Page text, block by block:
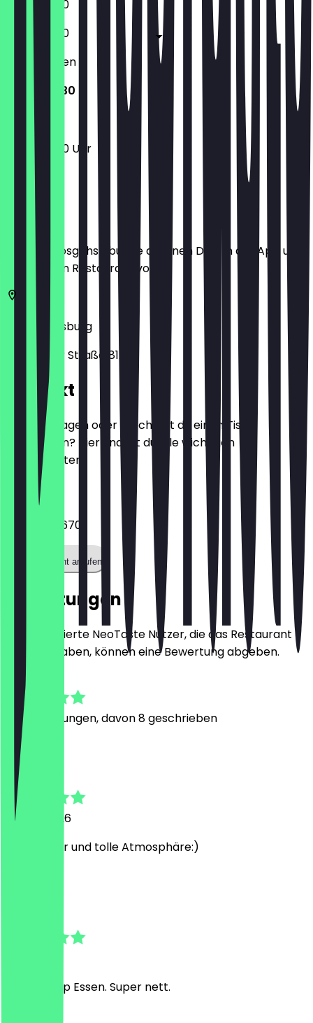
16:00 - 21:30
16:00 - 21:30
Geschlossen
16:00 - 21:30
16:00 - 21:30 Uhr
Bevor du losgehst, buche dir einen Deal in der App und
zeige ihn im Restaurant vor.
86165
Augsburg
Stätzlinger Straße 81A
Kontakt
Hast du Fragen oder möchtest du einen Tisch
reservieren? Hier findest du alle wichtigen
Kontaktdaten.
Telefon
01575 5756701
Restaurant anrufen
Bewertungen
Nur registrierte NeoTaste Nutzer, die das Restaurant
besucht haben, können eine Bewertung abgeben.
Bewertungen, davon 8 geschrieben
Miriam
24. Juli 2026
Sehr lecker und tolle Atmosphäre:)
Super!!! top Essen. Super nett.